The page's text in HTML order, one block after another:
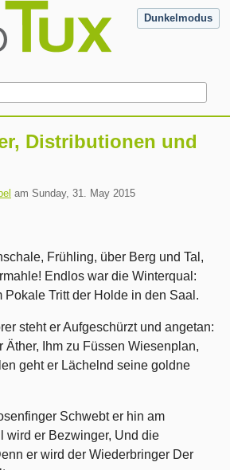
Dunkelmodus
Distributionen und
am Sunday, 31. May 2015
Frühling, über Berg und Tal,
Endlos war die Winterqual:
Pokale Tritt der Holde in den Saal.
steht er Aufgeschürzt und angetan:
Äther, Ihm zu Füssen Wiesenplan,
geht er Lächelnd seine goldne
Schwebt er hin am
wird er Bezwinger, Und die
er wird der Wiederbringer Der